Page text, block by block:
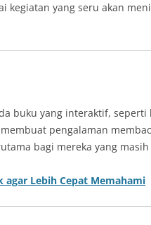
kegiatan yang seru akan
buku yang interaktif, seperti
pengalaman
bagi mereka yang masih
agar Lebih Cepat Memahami